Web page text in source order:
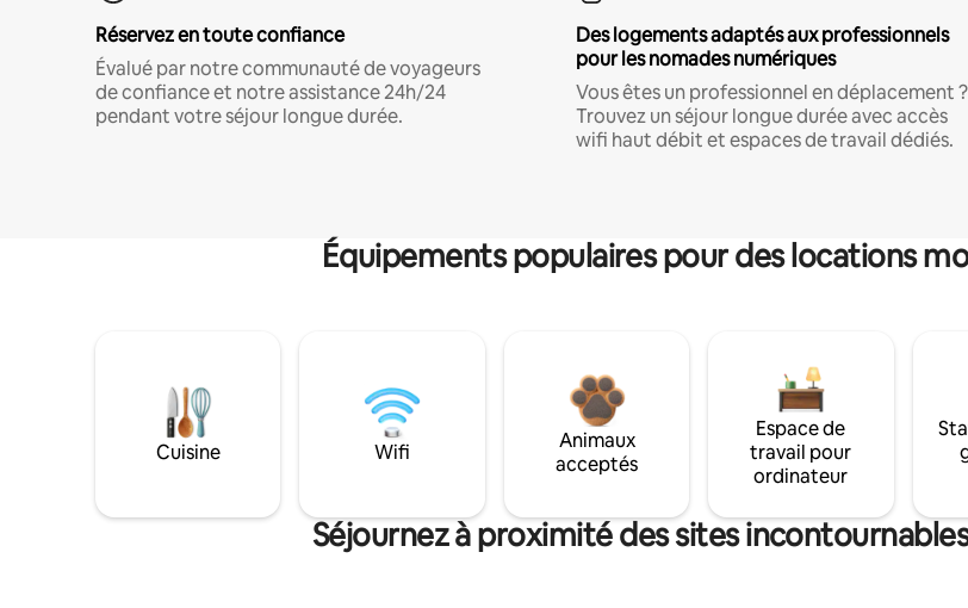
Réservez en toute confiance
Évalué par notre communauté de voyageurs
de confiance et notre assistance 24h/24
pendant votre séjour longue durée.
Des logements adaptés aux professionnels
pour les nomades numériques
Vous êtes un professionnel en déplacement ?
Trouvez un séjour longue durée avec accès
wifi haut débit et espaces de travail dédiés.
Équipements populaires pour des locations
Cuisine Wifi
Animaux
acceptés
Espace de
travail pour
ordinateur
Séjournez à proximité des sites